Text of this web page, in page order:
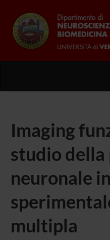
Imaging
studio
neuronale
multipla